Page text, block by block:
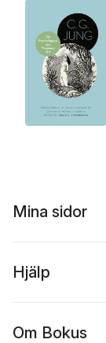
Mina sidor
Hjälp
Om Bokus